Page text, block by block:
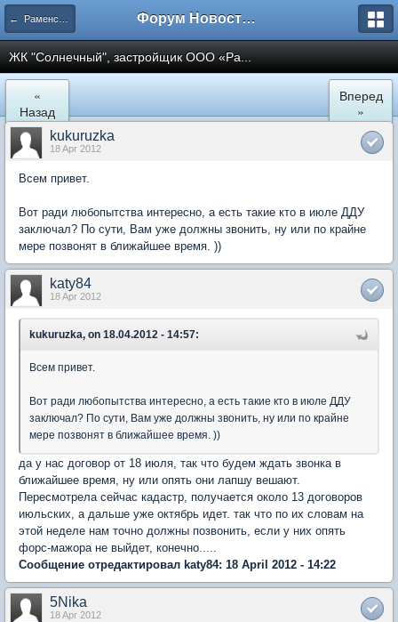
← Раменское Форум Новостройки
ЖК "Солнечный", застройщик ООО «Ра...
«
Назад
Вперед
»
kukuruzka
18 Apr 2012
Всем привет.
Вот ради любопытства интересно, а есть такие кто в июле ДДУ
заключал? По сути, Вам уже должны звонить, ну или по крайне
мере позвонят в ближайшее время. ))
katy84
18 Apr 2012
kukuruzka, on 18.04.2012 - 14:57:
Всем привет.
Вот ради любопытства интересно, а есть такие кто в июле ДДУ
заключал? По сути, Вам уже должны звонить, ну или по крайне
мере позвонят в ближайшее время. ))
да у нас договор от 18 июля, так что будем ждать звонка в
ближайшее время, ну или опять они лапшу вешают.
Пересмотрела сейчас кадастр, получается около 13 договоров
июльских, а дальше уже октябрь идет. так что по их словам на
этой неделе нам точно должны позвонить, если у них опять
форс-мажора не выйдет, конечно.....
Сообщение отредактировал katy84: 18 April 2012 - 14:22
5Nika
18 Apr 2012